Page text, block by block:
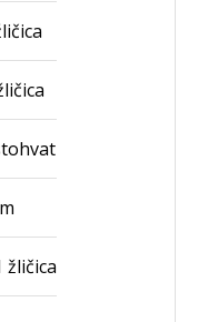
žličica